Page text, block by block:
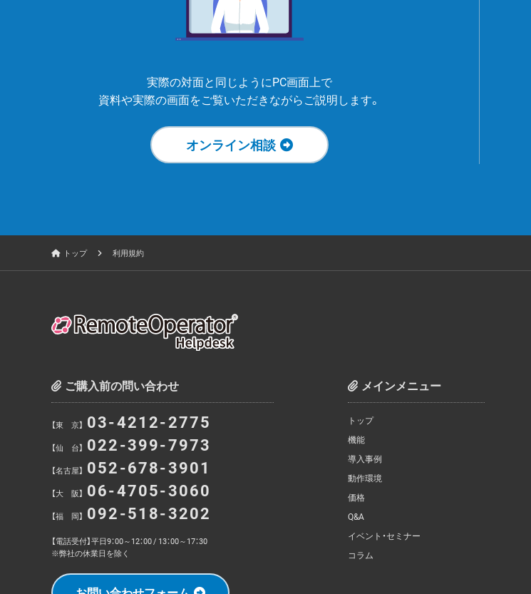
実際の対面と同じようにPC画面上で
資料や実際の画面をご覧いただきながらご説明します。
オンライン相談
トップ 利用規約
ご購入前の問い合わせ
【東 京】 03-4212-2775
【仙 台】 022-399-7973
【名古屋】 052-678-3901
【大 阪】 06-4705-3060
【福 岡】 092-518-3202
【電話受付】平日9：00～12：00 / 13：00～17：30
※弊社の休業日を除く
メインメニュー
トップ
機能
導入事例
動作環境
価格
Q&A
イベント・セミナー
コラム